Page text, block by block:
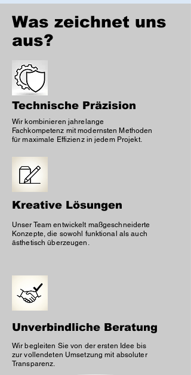
Was zeichnet uns
aus?
Technische Präzision
Wir kombinieren jahrelange
Fachkompetenz mit modernsten Methoden
für maximale Effizienz in jedem Projekt.
Kreative Lösungen
Unser Team entwickelt maßgeschneiderte
Konzepte, die sowohl funktional als auch
ästhetisch überzeugen.
Unverbindliche Beratung
Wir begleiten Sie von der ersten Idee bis
zur vollendeten Umsetzung mit absoluter
Transparenz.